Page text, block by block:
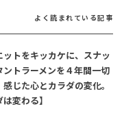
よく読まれている記事
トをキッカケに、スナッ
トラーメンを４年間一切
じた心とカラダの変化。
変わる】